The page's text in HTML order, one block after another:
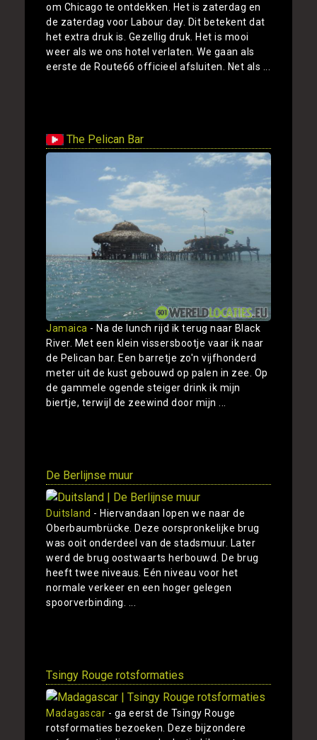
om Chicago te ontdekken. Het is zaterdag en
de zaterdag voor Labour day. Dit betekent dat
het extra druk is. Gezellig druk. Het is mooi
weer als we ons hotel verlaten. We gaan als
eerste de Route66 officieel afsluiten. Net als ...
The Pelican Bar
Jamaica - Na de lunch rijd ik terug naar Black
River. Met een klein vissersbootje vaar ik naar
de Pelican bar. Een barretje zo'n vijfhonderd
meter uit de kust gebouwd op palen in zee. Op
de gammele ogende steiger drink ik mijn
biertje, terwijl de zeewind door mijn ...
De Berlijnse muur
Duitsland - Hiervandaan lopen we naar de
Oberbaumbrücke. Deze oorspronkelijke brug
was ooit onderdeel van de stadsmuur. Later
werd de brug oostwaarts herbouwd. De brug
heeft twee niveaus. Eén niveau voor het
normale verkeer en een hoger gelegen
spoorverbinding. ...
Tsingy Rouge rotsformaties
Madagascar - ga eerst de Tsingy Rouge
rotsformaties bezoeken. Deze bijzondere